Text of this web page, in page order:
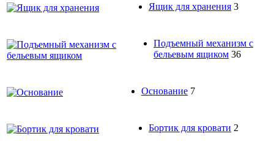
Ящик для хранения 3
Подъемный механизм с
бельевым ящиком 36
Основание 7
Бортик для кровати 2